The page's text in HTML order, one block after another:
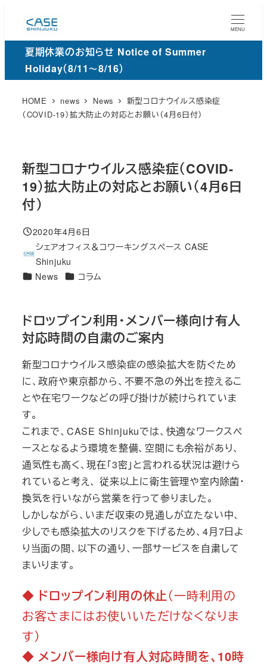
ン
MENU
夏期休業のお知らせ Notice of Summer
Holiday（8/11～8/16）
HOME news News
新型コロナウイルス感染症
（COVID-19）拡大防止の対応とお願い（4月6日付）
新型コロナウイルス感染症（COVID-
19）拡大防止の対応とお願い（4月6日
付）
投稿日
2020年4月6日
著
者
シェアオフィス＆コワーキングスペース CASE
Shinjuku
カ
リ
ー
News カ
リ
ー
コラム
ドロップイン利用・メンバー様向け有人
対応時間の自粛のご案内
新型コロナウイルス感染症の感染拡大を防ぐため
に、政府や東京都から、不要不急の外出を控えるこ
とや在宅ワークなどの呼び掛けが続けられていま
す。
これまで、CASE Shinjukuでは、快適なワークスペ
ースとなるよう環境を整備、空間にも余裕があり、
通気性も高く、現在「3密」と言われる状況は避けら
れていると考え、 従来以上に衛生管理や室内除菌・
換気を行いながら営業を行って参りました。
しかしながら、いまだ収束の見通しが立たない中、
少しでも感染拡大のリスクを下げるため、4月7日よ
り当面の間、以下の通り、一部サービスを自粛して
まいります。
◆ ドロップイン利用の休止（一時利用の
お客さまにはお使いいただけなくなりま
す）
◆ メンバー様向け有人対応時間を、10時